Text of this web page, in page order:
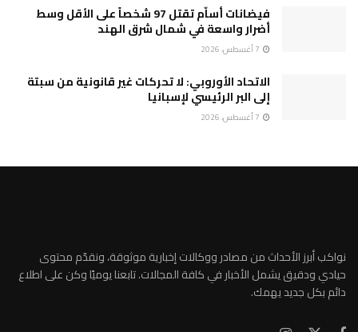
فيضانات أساّم تقتل 97 شخصاً على الأقل وسط
أضرار واسعة في شمال شرق الهند
الاتحاد الأوروبي: لا تحركات غير قانونية من سبتة
إلى البر الرئيسي لإسبانيا
نواكب أبرز الأحداث من مصادر ووكالات إخبارية موثوقة، ونقدّم محتوى
حيادي ودقيق يشمل الأخبار في كافة المجالات. تابعنا يوميًا وكن على اطلاع
دائم بكل جديد يهمك.